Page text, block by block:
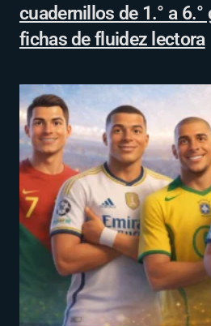
cuadernillos de 1.° a 6.°
fichas de fluidez lectora